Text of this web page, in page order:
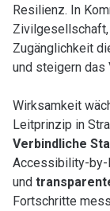
Resilienz. In
Zugänglichkeit
und steigern das
Wirksamkeit
Leitprinzip in
Verbindliche
Accessibility-by-
und
Fortschritte